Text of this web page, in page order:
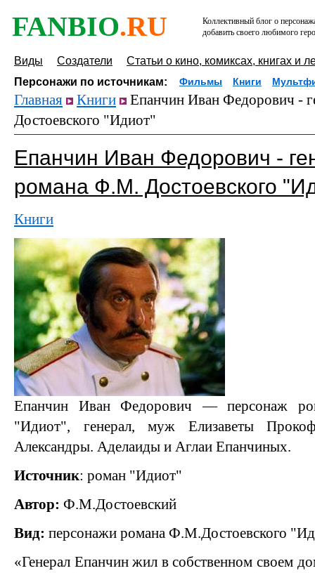
FANBIO.RU
Коллективный блог о
добавить своего любимого
Виды Создатели
Статьи о кино, комиксах, книгах и
Персонажи по источникам:
Фильмы Книги
Главная Книги
Епанчин Иван Федорович -
Достоевского "Идиот"
Епанчин Иван Федорович -
романа Ф.М. Достоевского
Книги
Епанчин Иван Федорович — персонаж
"Идиот", генерал, муж Елизаветы
Александры. Аделаиды и Аглаи Епанчиных.
Источник: роман "Идиот"
Автор: Ф.М.Достоевский
Вид: персонажи романа Ф.М.Достоевского
«Генерал Епанчин жил в собственном своем